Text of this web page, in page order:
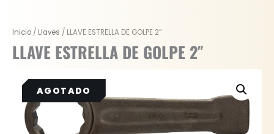
Inicio / Llaves / LLAVE ESTRELLA DE GOLPE 2″
LLAVE ESTRELLA DE GOLPE 2″